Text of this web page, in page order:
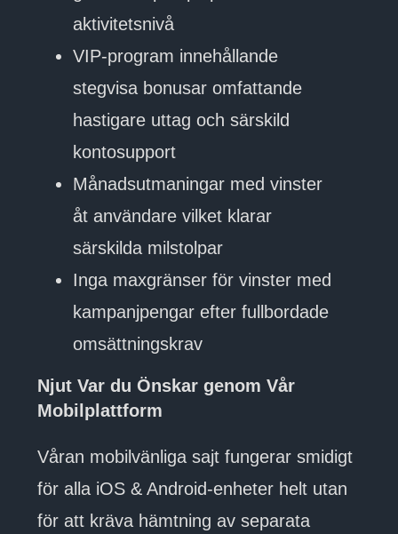
aktivitetsnivå
VIP-program innehållande
stegvisa bonusar omfattande
hastigare uttag och särskild
kontosupport
Månadsutmaningar med vinster
åt användare vilket klarar
särskilda milstolpar
Inga maxgränser för vinster med
kampanjpengar efter fullbordade
omsättningskrav
Njut Var du Önskar genom Vår
Mobilplattform
Våran mobilvänliga sajt fungerar smidigt
för alla iOS & Android-enheter helt utan
för att kräva hämtning av separata